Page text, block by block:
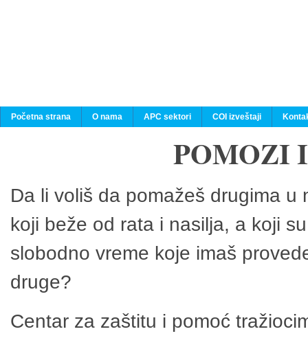
Početna strana O nama APC sektori COI izveštaji
POMOZI
Da li voliš da pomažeš drugima
koji beže od rata i nasilja, a koji
slobodno vreme koje imaš
druge?
Centar za zaštitu i pomoć